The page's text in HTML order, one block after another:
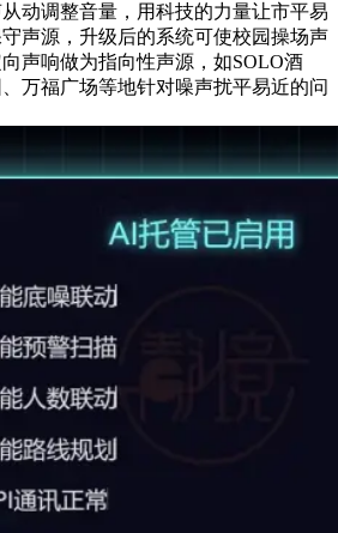
动调整音量，用科技的力量让市平易
声源，升级后的系统可使校园操场声
声响做为指向性声源，如SOLO酒
万福广场等地针对噪声扰平易近的问